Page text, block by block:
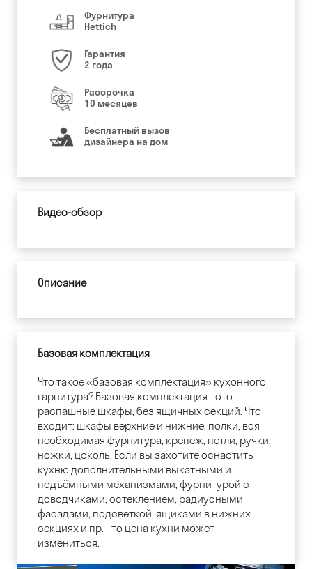
Фурнитура
Hettich
Гарантия
2 года
Рассрочка
10 месяцев
Бесплатный вызов
дизайнера на дом
Видео-обзор
Описание
Базовая комплектация
Что такое «базовая комплектация» кухонного
гарнитура? Базовая комплектация - это
распашные шкафы, без ящичных секций. Что
входит: шкафы верхние и нижние, полки, вся
необходимая фурнитура, крепёж, петли, ручки,
ножки, цоколь. Если вы захотите оснастить
кухню дополнительными выкатными и
подъёмными механизмами, фурнитурой с
доводчиками, остеклением, радиусными
фасадами, подсветкой, ящиками в нижних
секциях и пр. - то цена кухни может
измениться.